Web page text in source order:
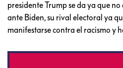
presidente Trump se da ya que
ante Biden, su rival electoral ya
manifestarse contra el racismo y